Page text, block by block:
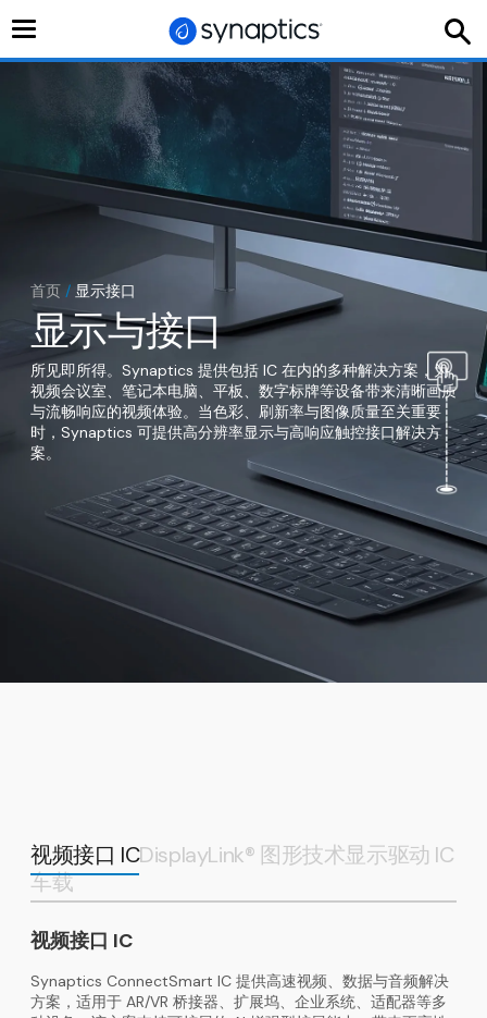
切
首页 / 显示接口
显示与接口
所见即所得。Synaptics 提供包括 IC 在内的多种解决方案，为
视频会议室、笔记本电脑、平板、数字标牌等设备带来清晰画质
与流畅响应的视频体验。当色彩、刷新率与图像质量至关重要
时，Synaptics 可提供高分辨率显示与高响应触控接口解决方
案。
视频接口 ICDisplayLink® 图形技术显示驱动 IC
车载
视频接口 IC
Synaptics ConnectSmart IC 提供高速视频、数据与音频解决
方案，适用于 AR/VR 桥接器、扩展坞、企业系统、适配器等多